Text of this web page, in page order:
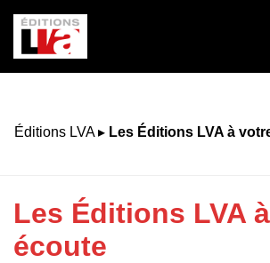
contenu
Éditions LVA▸ Les Éditions LVA à
Les Éditions LVA
écoute